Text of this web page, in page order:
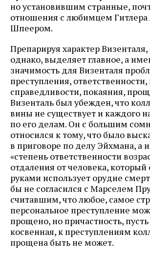
но установившим странные,
отношения с любимцем Гитлера
Шпеером.
Препарируя характер Визенталя,
однако, выделяет главное, а
значимость для Визенталя
преступления, ответственности,
справедливости, покаяния,
Визенталь был убежден, что
вины не существует и каждого
по его делам. Он с большим
относился к тому, что было
в приговоре по делу Эйхмана, а
«степень ответственности
отдаления от человека,
руками использует орудие
бы не согласился с Марселем
считавшим, что любое, самое
персональное преступление
прощено, но причастность,
косвенная, к преступ­лениям
прощена быть не может.